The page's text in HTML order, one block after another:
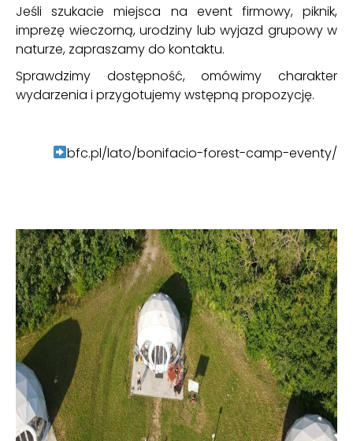
Jeśli szukacie miejsca na event firmowy, piknik,
imprezę wieczorną, urodziny lub wyjazd grupowy w
naturze, zapraszamy do kontaktu.
Sprawdzimy dostępność, omówimy charakter
wydarzenia i przygotujemy wstępną propozycję.
bfc.pl/lato/bonifacio-forest-camp-eventy/